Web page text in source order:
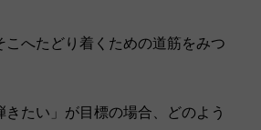
こへたどり着くための道筋をみつ
きたい」が目標の場合、どのよう